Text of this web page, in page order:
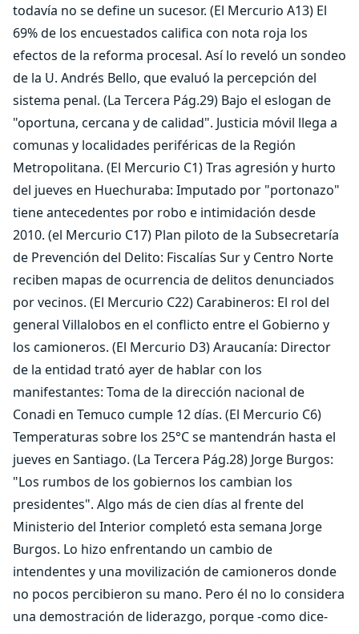
todavía no se define un sucesor. (El Mercurio A13) El
69% de los encuestados califica con nota roja los
efectos de la reforma procesal. Así lo reveló un sondeo
de la U. Andrés Bello, que evaluó la percepción del
sistema penal. (La Tercera Pág.29) Bajo el eslogan de
"oportuna, cercana y de calidad". Justicia móvil llega a
comunas y localidades periféricas de la Región
Metropolitana. (El Mercurio C1) Tras agresión y hurto
del jueves en Huechuraba: Imputado por "portonazo"
tiene antecedentes por robo e intimidación desde
2010. (el Mercurio C17) Plan piloto de la Subsecretaría
de Prevención del Delito: Fiscalías Sur y Centro Norte
reciben mapas de ocurrencia de delitos denunciados
por vecinos. (El Mercurio C22) Carabineros: El rol del
general Villalobos en el conflicto entre el Gobierno y
los camioneros. (El Mercurio D3) Araucanía: Director
de la entidad trató ayer de hablar con los
manifestantes: Toma de la dirección nacional de
Conadi en Temuco cumple 12 días. (El Mercurio C6)
Temperaturas sobre los 25°C se mantendrán hasta el
jueves en Santiago. (La Tercera Pág.28) Jorge Burgos:
"Los rumbos de los gobiernos los cambian los
presidentes". Algo más de cien días al frente del
Ministerio del Interior completó esta semana Jorge
Burgos. Lo hizo enfrentando un cambio de
intendentes y una movilización de camioneros donde
no pocos percibieron su mano. Pero él no lo considera
una demostración de liderazgo, porque -como dice-